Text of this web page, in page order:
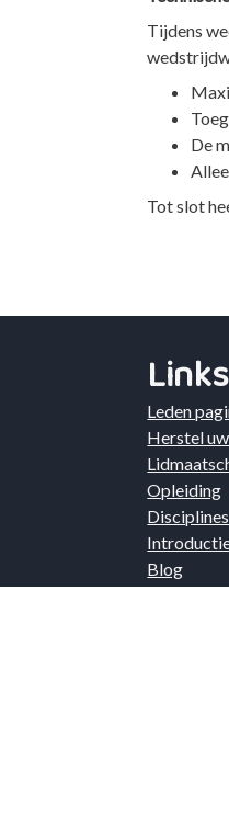
Tijdens
De
Tot slot
Links
Leden
Herstel
Opleiding
Disciplines
Blog